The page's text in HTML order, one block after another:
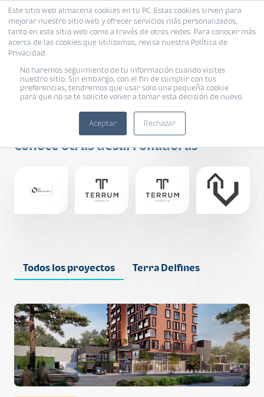
Este sitio web almacena cookies en tu PC. Estas cookies sirven para
mejorar nuestro sitio web y ofrecer servicios más personalizados,
tanto en este sitio web como a través de otras redes. Para conocer más
acerca de las cookies que utilizamos, revisa nuestra Política de
Privacidad.
No haremos seguimiento de tu información cuando visites
nuestro sitio. Sin embargo, con el fin de cumplir con tus
preferencias, tendremos que usar solo una pequeña cookie
para que no se te solicite volver a tomar esta decisión de nuevo.
Aceptar Rechazar
Grupo Triple G
Conoce otras desarrolladoras
Todos los proyectos Terra Delfines